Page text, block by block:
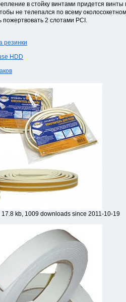
в стойку винтами придется
не телепался по всему
пожертвовать 2 слотами PCI.
резинки
HDD
17.8 kb, 1009 downloads since 2011-10-19